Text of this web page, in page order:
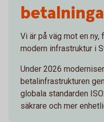
Vi är på väg mot en ny,
modern infrastruktur i
Under 2026
betalinfrastrukturen
globala standarden
säkrare och mer